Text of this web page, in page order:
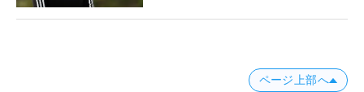
ページ上部へ